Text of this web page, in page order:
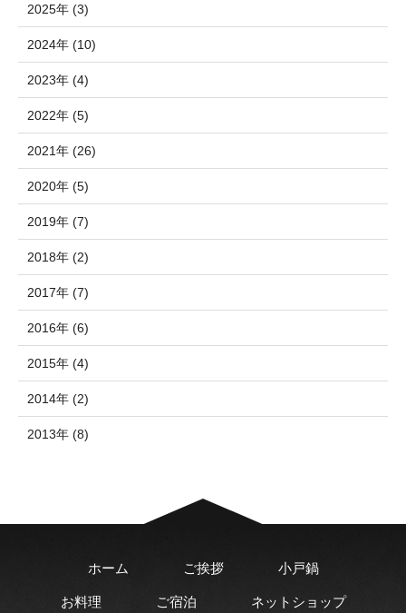
2025年 (3)
2024年 (10)
2023年 (4)
2022年 (5)
2021年 (26)
2020年 (5)
2019年 (7)
2018年 (2)
2017年 (7)
2016年 (6)
2015年 (4)
2014年 (2)
2013年 (8)
ホーム ご挨拶 小戸鍋
お料理 ご宿泊 ネットショップ